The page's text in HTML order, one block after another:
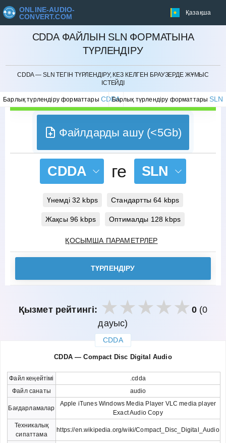
ONLINE-AUDIO-
CONVERT.COM
Қазақша
CDDA ФАЙЛЫН SLN ФОРМАТЫНА
ТҮРЛЕНДІРУ
CDDA — SLN ТЕГІН ТҮРЛЕНДІРУ, КЕЗ КЕЛГЕН БРАУЗЕРДЕ ЖҰМЫС
ІСТЕЙДІ
Барлық түрлендіру форматтары CDDAБарлық түрлендіру форматтары SLN
Файлдарды ашу (<5Gb)
CDDA ге SLN
Үнемді 32 kbps Стандартты 64 kbps
Жақсы 96 kbps Оптималды 128 kbps
ҚОСЫМША ПАРАМЕТРЛЕР
ТҮРЛЕНДІРУ
Қызмет рейтингі: 0(0
дауыс)
CDDA
CDDA — Compact Disc Digital Audio
Файл кеңейтімі
.cdda
Файл санаты
audio
Бағдарламалар
Apple iTunes Windows Media Player VLC media player
Exact Audio Copy
Техникалық
сипаттама
https://en.wikipedia.org/wiki/Compact_Disc_Digital_Audio